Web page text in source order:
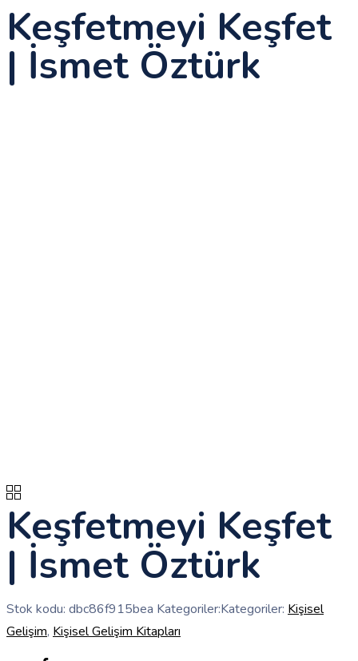
Keşfetmeyi Keşfet
| İsmet Öztürk
Keşfetmeyi Keşfet
| İsmet Öztürk
Stok kodu: dbc86f915bea Kategoriler:Kategoriler: Kişisel
Gelişim, Kişisel Gelişim Kitapları